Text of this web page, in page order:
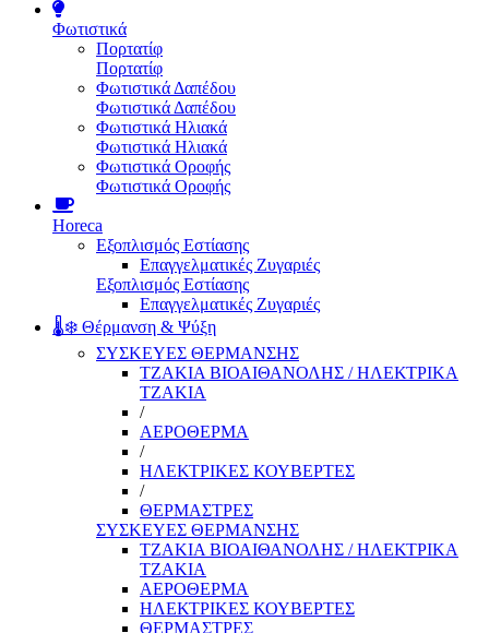
Φωτιστικά
Πορτατίφ
Πορτατίφ
Φωτιστικά Δαπέδου
Φωτιστικά Δαπέδου
Φωτιστικά Ηλιακά
Φωτιστικά Ηλιακά
Φωτιστικά Οροφής
Φωτιστικά Οροφής
Horeca
Εξοπλισμός Εστίασης
Επαγγελματικές Ζυγαριές
Εξοπλισμός Εστίασης
Επαγγελματικές Ζυγαριές
🌡️❄️ Θέρμανση & Ψύξη
ΣΥΣΚΕΥΕΣ ΘΕΡΜΑΝΣΗΣ
ΤΖΑΚΙΑ ΒΙΟΑΙΘΑΝΟΛΗΣ / ΗΛΕΚΤΡΙΚΑ
ΤΖΑΚΙΑ
/
ΑΕΡΟΘΕΡΜΑ
/
ΗΛΕΚΤΡΙΚΕΣ ΚΟΥΒΕΡΤΕΣ
/
ΘΕΡΜΑΣΤΡΕΣ
ΣΥΣΚΕΥΕΣ ΘΕΡΜΑΝΣΗΣ
ΤΖΑΚΙΑ ΒΙΟΑΙΘΑΝΟΛΗΣ / ΗΛΕΚΤΡΙΚΑ
ΤΖΑΚΙΑ
ΑΕΡΟΘΕΡΜΑ
ΗΛΕΚΤΡΙΚΕΣ ΚΟΥΒΕΡΤΕΣ
ΘΕΡΜΑΣΤΡΕΣ